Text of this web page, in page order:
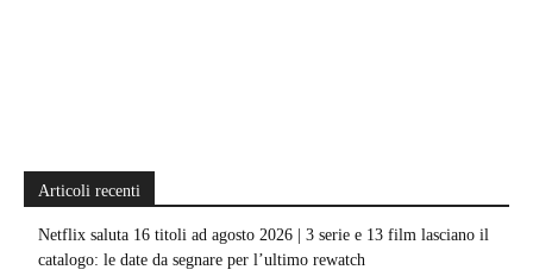
Articoli recenti
Netflix saluta 16 titoli ad agosto 2026 | 3 serie e 13 film lasciano il
catalogo: le date da segnare per l’ultimo rewatch